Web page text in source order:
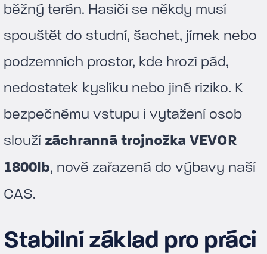
běžný terén. Hasiči se někdy musí
spouštět do studní, šachet, jímek nebo
podzemních prostor, kde hrozí pád,
nedostatek kyslíku nebo jiné riziko. K
bezpečnému vstupu i vytažení osob
slouží záchranná trojnožka VEVOR
1800lb, nově zařazená do výbavy naší
CAS.
Stabilní základ pro práci